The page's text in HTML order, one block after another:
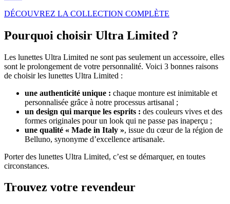
DÉCOUVREZ LA COLLECTION COMPLÈTE
Pourquoi choisir Ultra Limited ?
Les lunettes Ultra Limited ne sont pas seulement un accessoire, elles
sont le prolongement de votre personnalité. Voici 3 bonnes raisons
de choisir les lunettes Ultra Limited :
une authenticité unique : chaque monture est inimitable et
personnalisée grâce à notre processus artisanal ;
un design qui marque les esprits : des couleurs vives et des
formes originales pour un look qui ne passe pas inaperçu ;
une qualité « Made in Italy », issue du cœur de la région de
Belluno, synonyme d’excellence artisanale.
Porter des lunettes Ultra Limited, c’est se démarquer, en toutes
circonstances.
Trouvez votre revendeur